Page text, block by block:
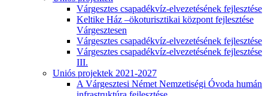
Várgesztes csapadékvíz-elvezetésének fejlesztése
Keltike Ház –ökoturisztikai központ fejlesztése
Várgesztesen
Várgesztes csapadékvíz-elvezetésének fejlesztése
Várgesztes csapadékvíz-elvezetésének fejlesztése
III.
Uniós projektek 2021-2027
A Várgesztesi Német Nemzetiségi Óvoda humán